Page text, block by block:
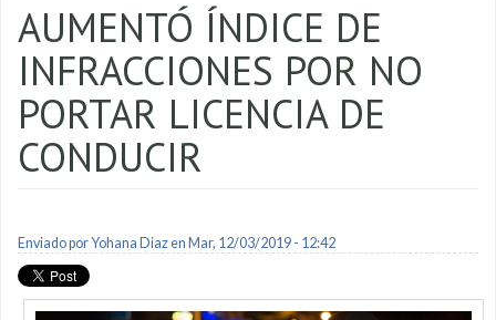
AUMENTÓ ÍNDICE DE
INFRACCIONES POR NO
PORTAR LICENCIA DE
CONDUCIR
Enviado porYohana Diazen Mar, 12/03/2019 - 12:42